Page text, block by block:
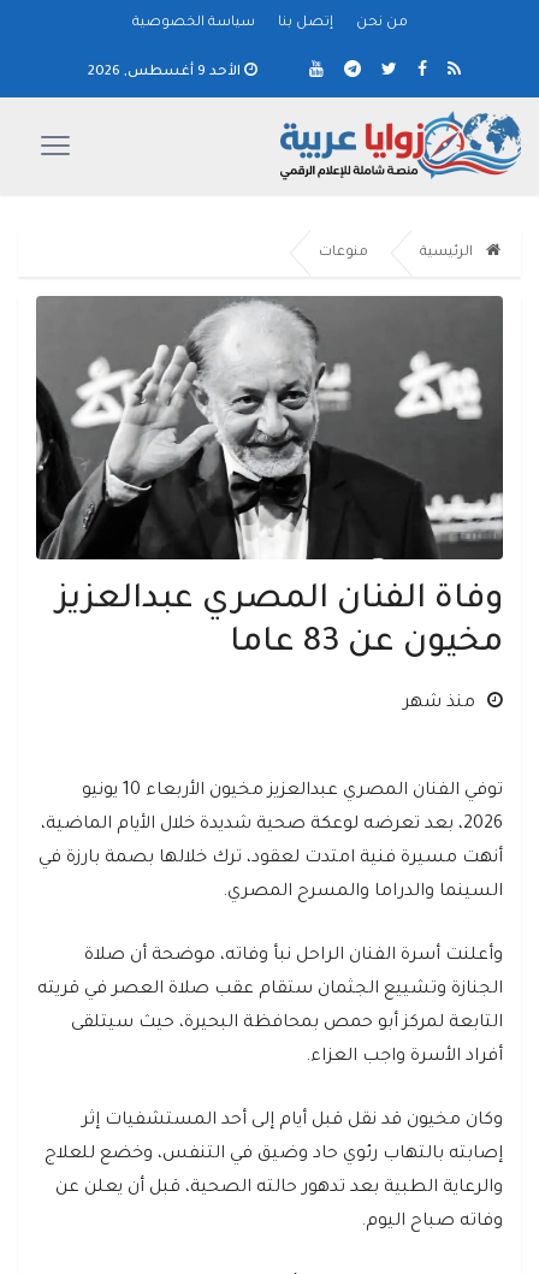
من نحن إتصل بنا سياسة الخصوصية
الأحد 9 أغسطس, 2026
الرئيسية منوعات
وفاة الفنان المصري عبدالعزيز
مخيون عن 83 عاما
منذ شهر
توفي الفنان المصري عبدالعزيز مخيون الأربعاء 10 يونيو
2026، بعد تعرضه لوعكة صحية شديدة خلال الأيام الماضية،
أنهت مسيرة فنية امتدت لعقود، ترك خلالها بصمة بارزة في
السينما والدراما والمسرح المصري.
وأعلنت أسرة الفنان الراحل نبأ وفاته، موضحة أن صلاة
الجنازة وتشييع الجثمان ستقام عقب صلاة العصر في قريته
التابعة لمركز أبو حمص بمحافظة البحيرة، حيث سيتلقى
أفراد الأسرة واجب العزاء.
وكان مخيون قد نقل قبل أيام إلى أحد المستشفيات إثر
إصابته بالتهاب رئوي حاد وضيق في التنفس، وخضع للعلاج
والرعاية الطبية بعد تدهور حالته الصحية، قبل أن يعلن عن
وفاته صباح اليوم.